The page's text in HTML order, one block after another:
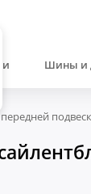
Шины и